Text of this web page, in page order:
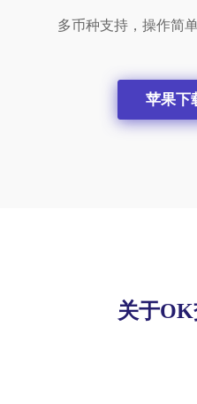
多币种支持，操作简
苹果下
关于